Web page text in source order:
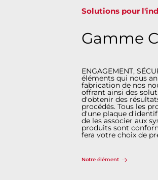
Solutions pour
Gamme
ENGAGEMENT,
éléments qui nous
fabrication de nos
offrant ainsi des
d'obtenir des
procédés. Tous les
d'une plaque
de les associer aux
produits sont
fera votre choix de
Notre élément